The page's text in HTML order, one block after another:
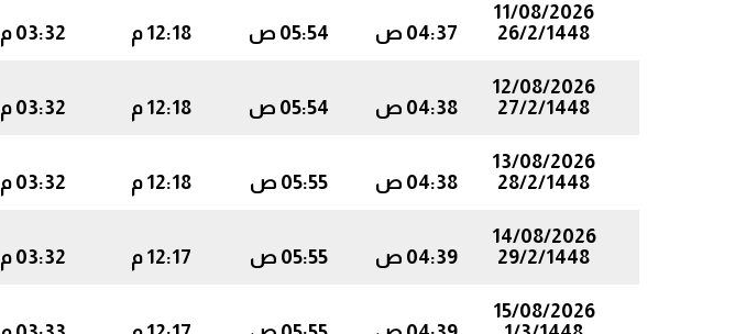
11/08/2026
26/2/1448
04:37 ص 05:54 ص 12:18 م 03:32 م
12/08/2026
27/2/1448
04:38 ص 05:54 ص 12:18 م 03:32 م
13/08/2026
28/2/1448
04:38 ص 05:55 ص 12:18 م 03:32 م
14/08/2026
29/2/1448
04:39 ص 05:55 ص 12:17 م 03:32 م
15/08/2026